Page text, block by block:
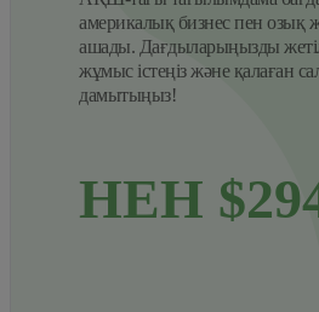
америкалық бизнес пен озық
ашады. Дағдыларыңызды
жұмыс істеңіз және қалаған
дамытыңыз!
НЕН